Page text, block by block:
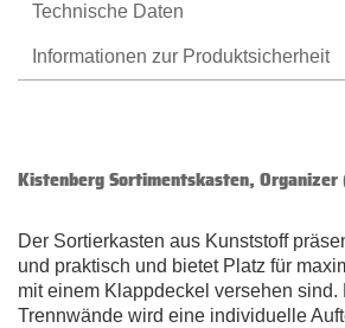
Technische Daten
Informationen zur Produktsicherheit
Kistenberg Sortimentskasten,
Der Sortierkasten aus Kunststoff
und praktisch und bietet Platz für
mit einem Klappdeckel versehen sind.
Trennwände wird eine individuelle